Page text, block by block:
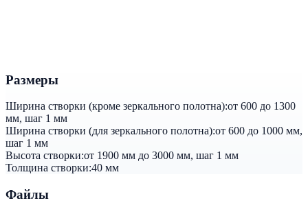
Размеры
Ширина створки (кроме зеркального полотна):от 600 до 1300
мм, шаг 1 мм
Ширина створки (для зеркального полотна):от 600 до 1000 мм,
шаг 1 мм
Высота створки:от 1900 мм до 3000 мм, шаг 1 мм
Толщина створки:40 мм
Файлы